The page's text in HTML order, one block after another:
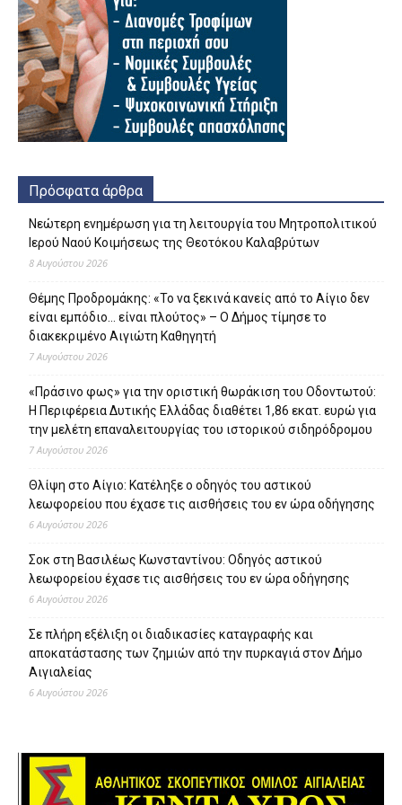
Πρόσφατα άρθρα
Νεώτερη ενημέρωση για τη λειτουργία του Μητροπολιτικού
Ιερού Ναού Κοιμήσεως της Θεοτόκου Καλαβρύτων
8 Αυγούστου 2026
Θέμης Προδρομάκης: «Το να ξεκινά κανείς από το Αίγιο δεν
είναι εμπόδιο… είναι πλούτος» – O Δήμος τίμησε το
διακεκριμένο Αιγιώτη Καθηγητή
7 Αυγούστου 2026
«Πράσινο φως» για την οριστική θωράκιση του Οδοντωτού:
Η Περιφέρεια Δυτικής Ελλάδας διαθέτει 1,86 εκατ. ευρώ για
την μελέτη επαναλειτουργίας του ιστορικού σιδηρόδρομου
7 Αυγούστου 2026
Θλίψη στο Αίγιο: Κατέληξε ο οδηγός του αστικού
λεωφορείου που έχασε τις αισθήσεις του εν ώρα οδήγησης
6 Αυγούστου 2026
Σοκ στη Βασιλέως Κωνσταντίνου: Οδηγός αστικού
λεωφορείου έχασε τις αισθήσεις του εν ώρα οδήγησης
6 Αυγούστου 2026
Σε πλήρη εξέλιξη οι διαδικασίες καταγραφής και
αποκατάστασης των ζημιών από την πυρκαγιά στον Δήμο
Αιγιαλείας
6 Αυγούστου 2026